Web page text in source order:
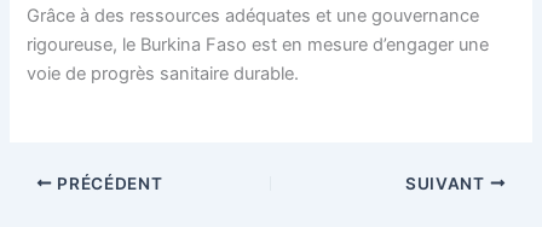
Grâce à des ressources adéquates et une gouvernance
rigoureuse, le Burkina Faso est en mesure d’engager une
voie de progrès sanitaire durable.
PRÉCÉDENT SUIVANT